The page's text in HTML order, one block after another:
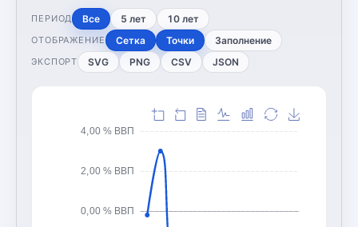
ПЕРИОД Все 5 лет 10 лет
ОТОБРАЖЕНИЕ Сетка Точки Заполнение
ЭКСПОРТ SVG PNG CSV JSON
0,00 % ВВП
2,00 % ВВП
4,00 % ВВП